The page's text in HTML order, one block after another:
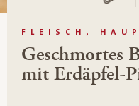
FLEISCH,
Geschmortes
mit Erdäpfel-